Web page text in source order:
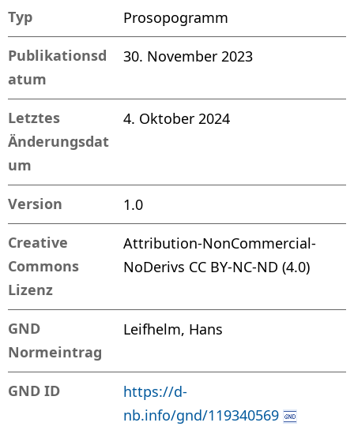
Typ Prosopogramm
Publikationsd
atum
30. November 2023
Letztes
Änderungsdat
um
4. Oktober 2024
Version 1.0
Creative
Commons
Lizenz
Attribution-NonCommercial-
NoDerivs CC BY-NC-ND (4.0)
GND
Normeintrag
Leifhelm, Hans
GND ID
https://d-
nb.info/gnd/119340569